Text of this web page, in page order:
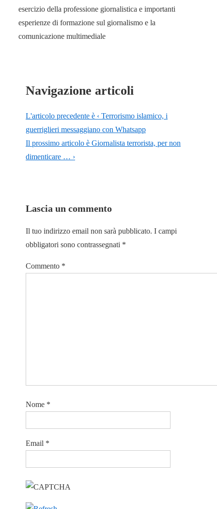
esercizio della professione giornalistica e importanti
esperienze di formazione sul giornalismo e la
comunicazione multimediale
Navigazione articoli
L'articolo precedente è ‹ Terrorismo islamico, i
guerriglieri messaggiano con Whatsapp
Il prossimo articolo è Giornalista terrorista, per non
dimenticare … ›
Lascia un commento
Il tuo indirizzo email non sarà pubblicato. I campi
obbligatori sono contrassegnati *
Commento *
Nome *
Email *